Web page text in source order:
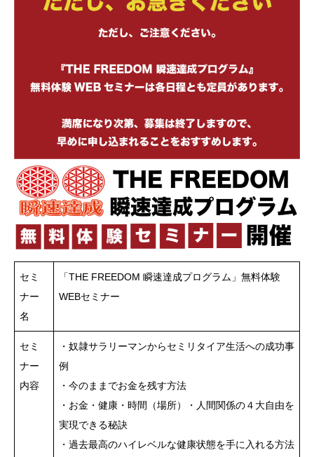
セミ
ナー
名
「THE FREEDOM 瞬速達成プログラム」無料体験
WEBセミナー
セミ
ナー
内容
・奴隷サラリーマンからセミリタイア生活への成功事
例
・今のままでお金を残す方法
・お金・健康・時間（場所）・人間関係の４大自由を
実現できる秘訣
・過去最高のハイレベルな健康状態を手に入れる方法